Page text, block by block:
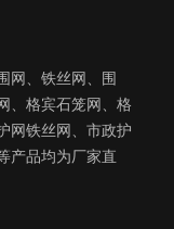
网、铁丝网、围
、格宾石笼网、格
网铁丝网、市政护
产品均为厂家直